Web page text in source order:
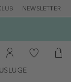
NEWSLETTER
USLUGE